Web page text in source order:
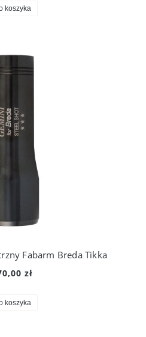
koszyka
Fabarm Breda Tikka
zł
koszyka